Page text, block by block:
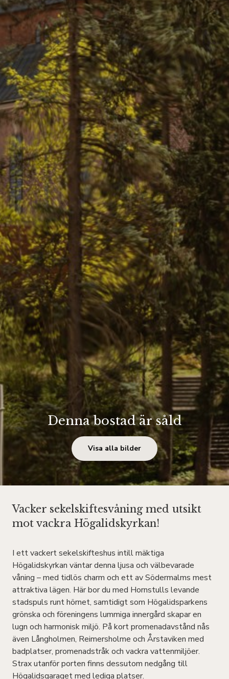
Denna bostad är såld
Visa alla bilder
Vacker sekelskiftesvåning med utsikt
mot vackra Högalidskyrkan!
I ett vackert sekelskifteshus intill mäktiga
Högalidskyrkan väntar denna ljusa och välbevarade
våning – med tidlös charm och ett av Södermalms mest
attraktiva lägen. Här bor du med Hornstulls levande
stadspuls runt hörnet, samtidigt som Högalidsparkens
grönska och föreningens lummiga innergård skapar en
lugn och harmonisk miljö. På kort promenadavstånd nås
även Långholmen, Reimersholme och Årstaviken med
badplatser, promenadstråk och vackra vattenmiljöer.
Strax utanför porten finns dessutom nedgång till
Högalidsgaraget med lediga platser.